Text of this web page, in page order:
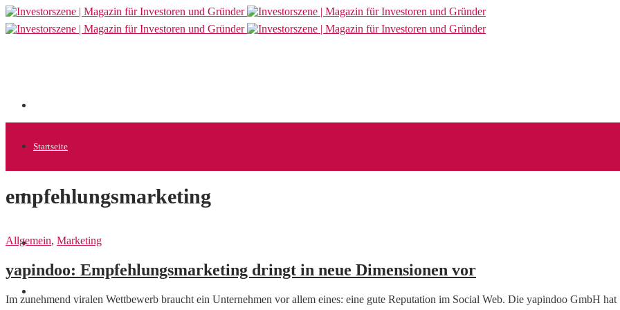
Startseite
Allgemein
Startups
empfehlungsmarketing
Allgemein, Marketing
yapindoo: Empfehlungsmarketing dringt in neue Dimensionen vor
Im zunehmend viralen Wettbewerb braucht ein Unternehmen vor allem eines: eine gute Reputation im Social Web. Die yapindoo GmbH